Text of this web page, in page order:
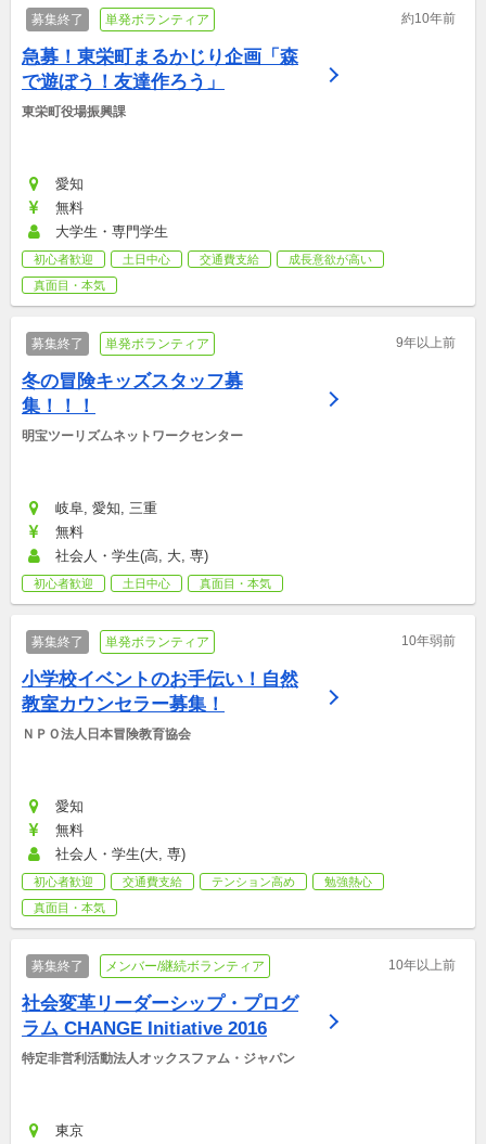
募集終了 単発ボランティア 約10年前
急募！東栄町まるかじり企画「森
で遊ぼう！友達作ろう」
東栄町役場振興課
愛知
無料
大学生・専門学生
初心者歓迎 土日中心 交通費支給
成長意欲が高い
真面目・本気
募集終了 単発ボランティア 9年以上前
冬の冒険キッズスタッフ募
集！！！
明宝ツーリズムネットワークセンター
岐阜, 愛知, 三重
無料
社会人・学生(高, 大, 専)
初心者歓迎 土日中心 真面目・本気
募集終了 単発ボランティア 10年弱前
小学校イベントのお手伝い！自然
教室カウンセラー募集！
ＮＰＯ法人日本冒険教育協会
愛知
無料
社会人・学生(大, 専)
初心者歓迎 交通費支給 テンション高め
勉強熱心
真面目・本気
募集終了 メンバー/継続ボランティア 10年以上前
社会変革リーダーシップ・プログ
ラム CHANGE Initiative 2016
特定非営利活動法人オックスファム・ジャパン
東京